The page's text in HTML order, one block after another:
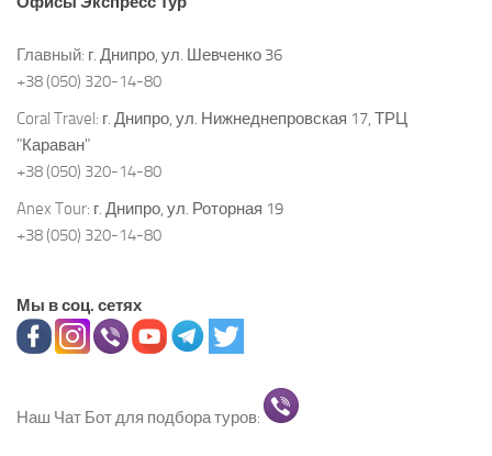
Главный: г. Днипро, ул. Шевченко 36
+38 (050) 320-14-80
Coral Travel: г. Днипро, ул. Нижнеднепровская 17, ТРЦ
"Караван"
+38 (050) 320-14-80
Anex Tour: г. Днипро, ул. Роторная 19
+38 (050) 320-14-80
Мы в соц. сетях
Наш Чат Бот для подбора туров: